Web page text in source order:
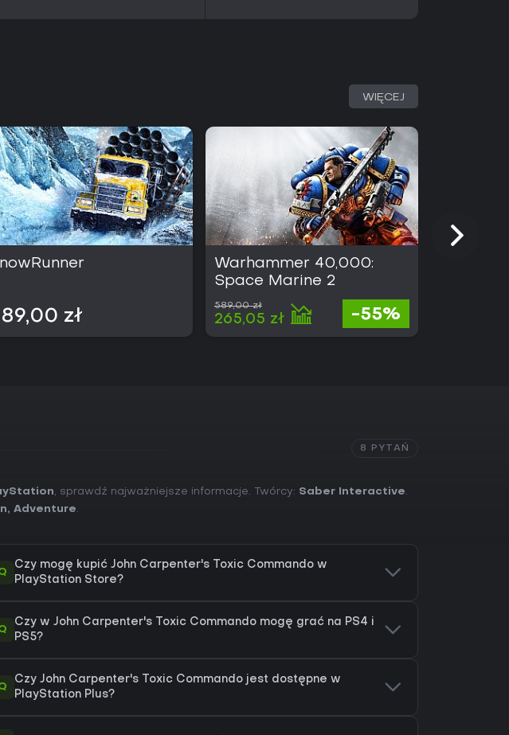
WIĘCEJ
zł
Warhammer 40,000:
Space Marine 2
589,00 zł
265,05 zł -55%
8 PYTAŃ
, sprawdź najważniejsze informacje. Twórcy: Saber Interactive.
, Adventure.
Czy mogę kupić John Carpenter's Toxic Commando w
PlayStation Store?
Czy w John Carpenter's Toxic Commando mogę grać na PS4 i
PS5?
Czy John Carpenter's Toxic Commando jest dostępne w
PlayStation Plus?